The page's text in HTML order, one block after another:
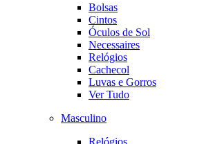
Bolsas
Cintos
Óculos de Sol
Necessaires
Relógios
Cachecol
Luvas e Gorros
Ver Tudo
Masculino
Relógios